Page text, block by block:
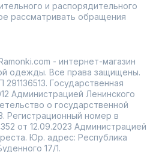
и распорядительного
рассматривать обращения
- интернет-магазин
одежды. Все права защищены.
Государственная
Администрацией Ленинского
о государственной
Регистрационный номер в
от 12.09.2023 Администрацией
Юр. адрес: Республика
17/1.